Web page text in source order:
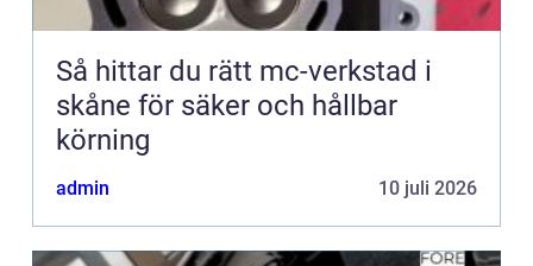
Så hittar du rätt mc-verkstad i
skåne för säker och hållbar
körning
admin 10 juli 2026